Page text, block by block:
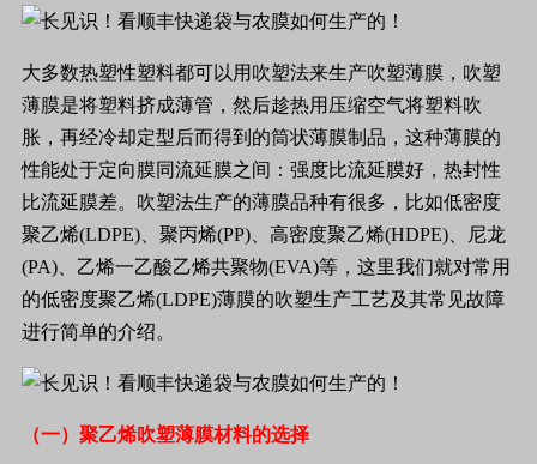
大多数热塑性塑料都可以用吹塑法来生产吹塑薄膜，吹塑
薄膜是将塑料挤成薄管，然后趁热用压缩空气将塑料吹
胀，再经冷却定型后而得到的筒状薄膜制品，这种薄膜的
性能处于定向膜同流延膜之间：强度比流延膜好，热封性
比流延膜差。吹塑法生产的薄膜品种有很多，比如低密度
聚乙烯(LDPE) 、聚丙烯(PP) 、高密度聚乙烯(HDPE) 、尼龙
(PA) 、乙烯一乙酸乙烯共聚物(EVA)等，这里我们就对常用
的低密度聚乙烯(LDPE)薄膜的吹塑生产工艺及其常见故障
进行简单的介绍。
（一）聚乙烯吹塑薄膜材料的选择